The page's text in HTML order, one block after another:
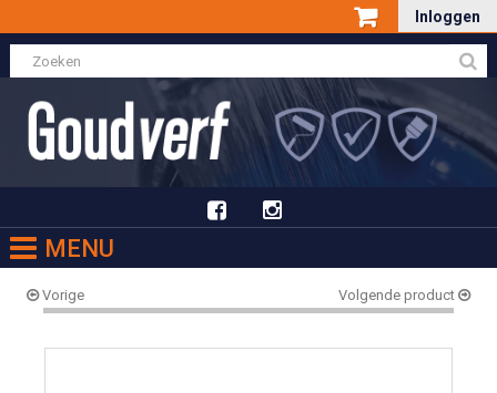
Inloggen
MENU
Vorige Volgende product